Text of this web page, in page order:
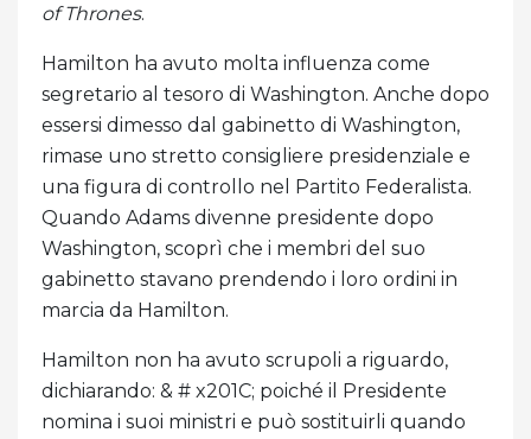
of Thrones.
Hamilton ha avuto molta influenza come
segretario al tesoro di Washington. Anche dopo
essersi dimesso dal gabinetto di Washington,
rimase uno stretto consigliere presidenziale e
una figura di controllo nel Partito Federalista.
Quando Adams divenne presidente dopo
Washington, scoprì che i membri del suo
gabinetto stavano prendendo i loro ordini in
marcia da Hamilton.
Hamilton non ha avuto scrupoli a riguardo,
dichiarando: & # x201C; poiché il Presidente
nomina i suoi ministri e può sostituirli quando